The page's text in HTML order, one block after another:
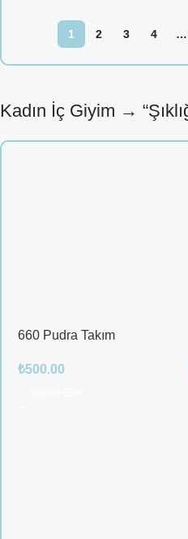
1 2 3 4 …
Kadın İç Giyim →
660 Pudra Takım
₺500.00